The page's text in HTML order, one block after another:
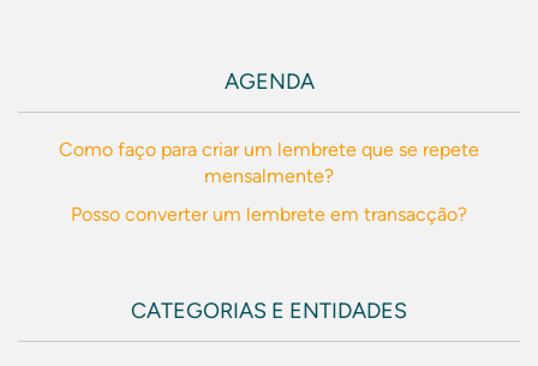
AGENDA
Como faço para criar um lembrete que se repete
mensalmente?
Posso converter um lembrete em transacção?
CATEGORIAS E ENTIDADES